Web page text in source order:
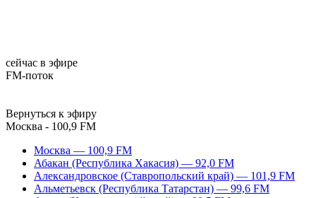
сейчас в эфире
FM-поток
Вернуться к эфиру
Москва - 100,9 FM
Москва — 100,9 FM
Абакан (Республика Хакасия) — 92,0 FM
Александровское (Ставропольский край) — 101,9 FM
Альметьевск (Республика Татарстан) — 99,6 FM